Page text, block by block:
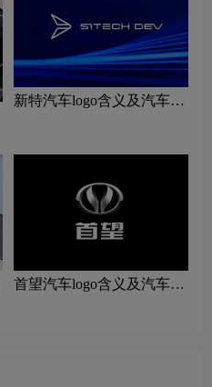
新特汽车logo含义及汽车品
首望汽车logo含义及汽车品